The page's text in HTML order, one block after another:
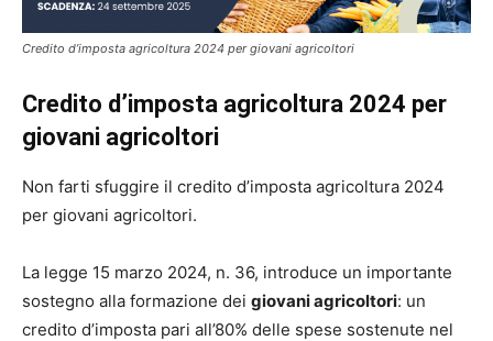
Credito d’imposta agricoltura 2024 per giovani agricoltori
Credito d’imposta agricoltura 2024 per
giovani agricoltori
Non farti sfuggire il credito d’imposta agricoltura 2024
per giovani agricoltori.
La legge 15 marzo 2024, n. 36, introduce un importante
sostegno alla formazione dei giovani agricoltori: un
credito d’imposta pari all’80% delle spese sostenute nel